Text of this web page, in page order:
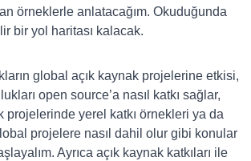
örneklerle anlatacağım. Okuduğunda
bir yol haritası kalacak.
global açık kaynak projelerine etkisi,
open source’a nasıl katkı sağlar,
projelerinde yerel katkı örnekleri ya da
projelere nasıl dahil olur gibi konular
Ayrıca açık kaynak katkıları ile